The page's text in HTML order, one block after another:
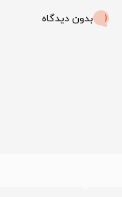
بدون دیدگاه